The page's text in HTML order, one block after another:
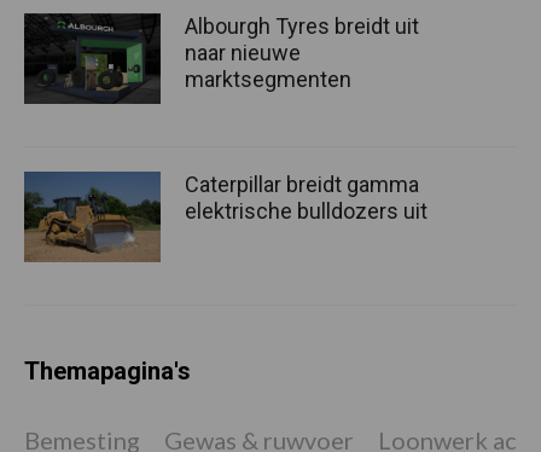
Albourgh Tyres breidt uit
naar nieuwe
marktsegmenten
Caterpillar breidt gamma
elektrische bulldozers uit
Themapagina's
Bemesting Gewas & ruwvoer Loonwerk